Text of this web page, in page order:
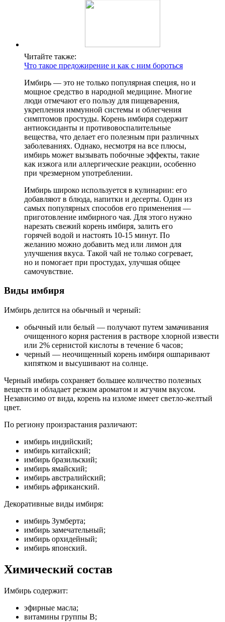
Читайте также:
Что такое предожирение и как с ним бороться
Имбирь — это не только популярная специя, но и
мощное средство в народной медицине. Многие
люди отмечают его пользу для пищеварения,
укрепления иммунной системы и облегчения
симптомов простуды. Корень имбиря содержит
антиоксиданты и противовоспалительные
вещества, что делает его полезным при различных
заболеваниях. Однако, несмотря на все плюсы,
имбирь может вызывать побочные эффекты, такие
как изжога или аллергические реакции, особенно
при чрезмерном употреблении.
Имбирь широко используется в кулинарии: его
добавляют в блюда, напитки и десерты. Один из
самых популярных способов его применения —
приготовление имбирного чая. Для этого нужно
нарезать свежий корень имбиря, залить его
горячей водой и настоять 10-15 минут. По
желанию можно добавить мед или лимон для
улучшения вкуса. Такой чай не только согревает,
но и помогает при простудах, улучшая общее
самочувствие.
Виды имбиря
Имбирь делится на обычный и черный:
обычный или белый — получают путем замачивания
очищенного корня растения в растворе хлорной извести
или 2% сернистой кислоты в течение 6 часов;
черный — неочищенный корень имбиря ошпаривают
кипятком и высушивают на солнце.
Черный имбирь сохраняет большее количество полезных
веществ и обладает резким ароматом и жгучим вкусом.
Независимо от вида, корень на изломе имеет светло-желтый
цвет.
По региону произрастания различают:
имбирь индийский;
имбирь китайский;
имбирь бразильский;
имбирь ямайский;
имбирь австралийский;
имбирь африканский.
Декоративные виды имбиря:
имбирь Зумберта;
имбирь замечательный;
имбирь орхидейный;
имбирь японский.
Химический состав
Имбирь содержит:
эфирные масла;
витамины группы В;